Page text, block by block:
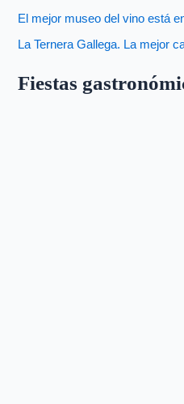
El mejor museo del vino está
La Ternera Gallega. La mejor
Fiestas